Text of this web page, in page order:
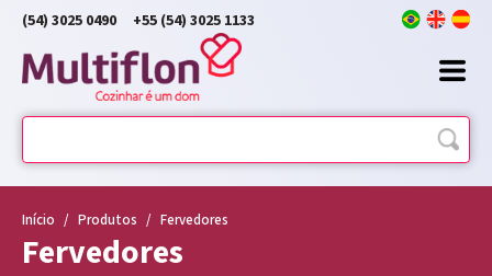
(54) 3025 0490 +55 (54) 3025 1133
Início / Produtos / Fervedores
Fervedores